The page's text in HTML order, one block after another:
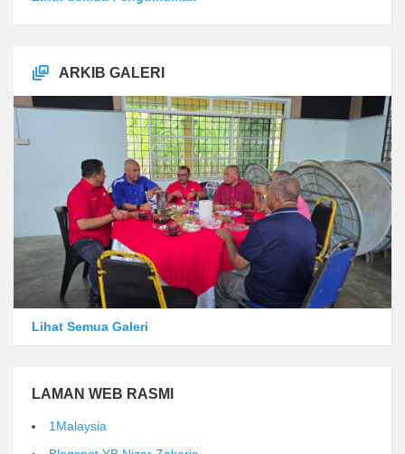
ARKIB GALERI
Lihat Semua Galeri
LAMAN WEB RASMI
1Malaysia